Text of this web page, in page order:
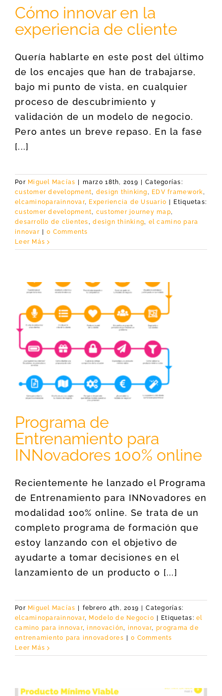
Cómo innovar en la
experiencia de cliente
Quería hablarte en este post del último
de los encajes que han de trabajarse,
bajo mi punto de vista, en cualquier
proceso de descubrimiento y
validación de un modelo de negocio.
Pero antes un breve repaso. En la fase
[...]
Por Miguel Macías marzo 18th, 2019
Categorías:
customer development, design thinking, EDV framework,
elcaminoparainnovar, Experiencia de Usuario
Etiquetas:
customer development, customer journey map,
desarrollo de clientes,design thinking, el camino para
innovar
0 Comments
Leer Más
Programa de
Entrenamiento para
INNovadores 100% online
Recientemente he lanzado el Programa
de Entrenamiento para INNovadores en
modalidad 100% online. Se trata de un
completo programa de formación que
estoy lanzando con el objetivo de
ayudarte a tomar decisiones en el
lanzamiento de un producto o [...]
Por Miguel Macías | febrero 4th, 2019 | Categorías:
elcaminoparainnovar, Modelo de Negocio | Etiquetas:el
camino para innovar,innovación, innovar, programa de
entrenamiento para innovadores | 0 Comments
Leer Más